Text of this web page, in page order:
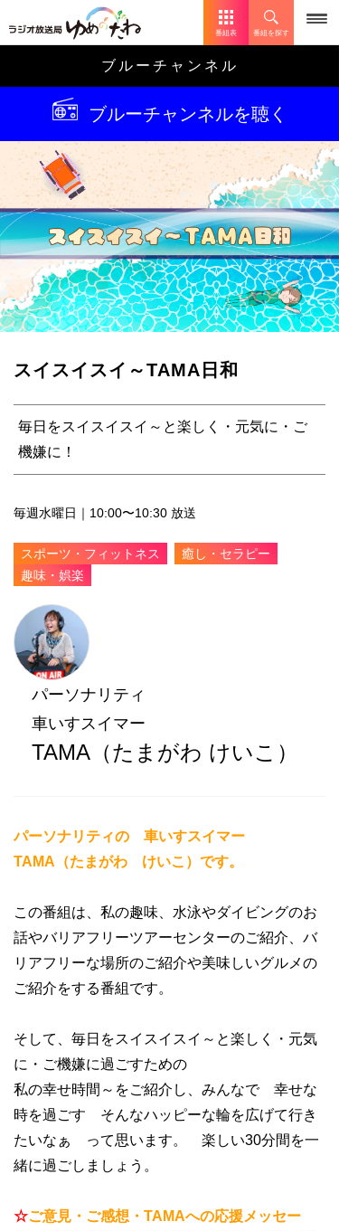
番組表 番組を探す
ブルーチャンネル
ブルーチャンネルを聴く
スイスイスイ～TAMA日和
毎日をスイスイスイ～と楽しく・元気に・ご
機嫌に！
毎週水曜日｜10:00〜10:30 放送
スポーツ・フィットネス
癒し・セラピー
趣味・娯楽
パーソナリティ
車いすスイマー
TAMA（たまがわ けいこ）
パーソナリティの 車いすスイマー
TAMA（たまがわ けいこ）です。
この番組は、私の趣味、水泳やダイビングのお
話やバリアフリーツアーセンターのご紹介、バ
リアフリーな場所のご紹介や美味しいグルメの
ご紹介をする番組です。
そして、毎日をスイスイスイ～と楽しく・元気
に・ご機嫌に過ごすための
私の幸せ時間～をご紹介し、みんなで 幸せな
時を過ごす そんなハッピーな輪を広げて行き
たいなぁ って思います。 楽しい30分間を一
緒に過ごしましょう。
☆ご意見・ご感想・TAMAへの応援メッセー